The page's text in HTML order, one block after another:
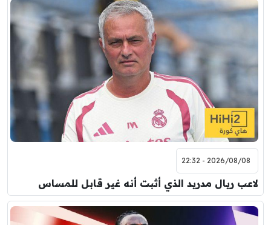
2026/08/08 - 22:32
لاعب ريال مدريد الذي أثبت أنه غير قابل للمساس